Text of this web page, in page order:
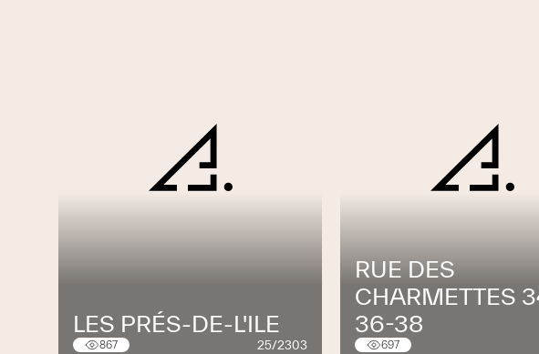
LES PRÉS-DE-L'ILE
867 25/2303
RUE DES
CHARMETTES
36-38
697